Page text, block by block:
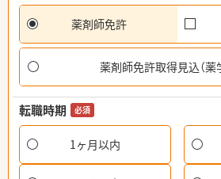
薬剤師免許
薬剤師免許取得見込（薬
転職時期 必須
1ヶ月以内